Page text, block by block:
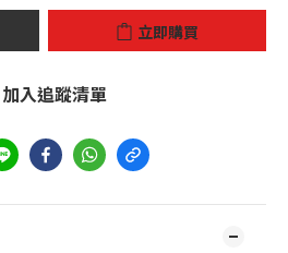
立即購買
加入追蹤清單